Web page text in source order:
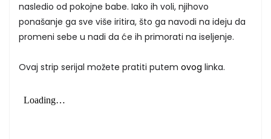
nasledio od pokojne babe. Iako ih voli, njihovo
ponašanje ga sve više iritira, što ga navodi na ideju da
promeni sebe u nadi da će ih primorati na iseljenje.
Ovaj strip serijal možete pratiti putem ovog linka.